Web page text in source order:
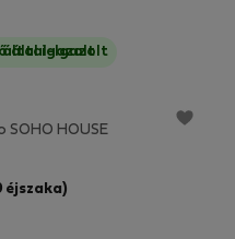
által-Igazolt
HOUSE
éjszaka)